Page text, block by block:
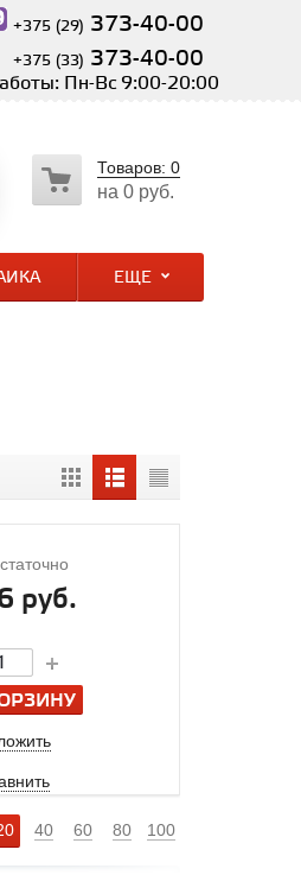
+375 (29) 373-40-00
+375 (33) 373-40-00
Пн-Вс 9:00-20:00
Товаров: 0
на 0 руб.
ЕЩЕ
руб.
40 60 80 100